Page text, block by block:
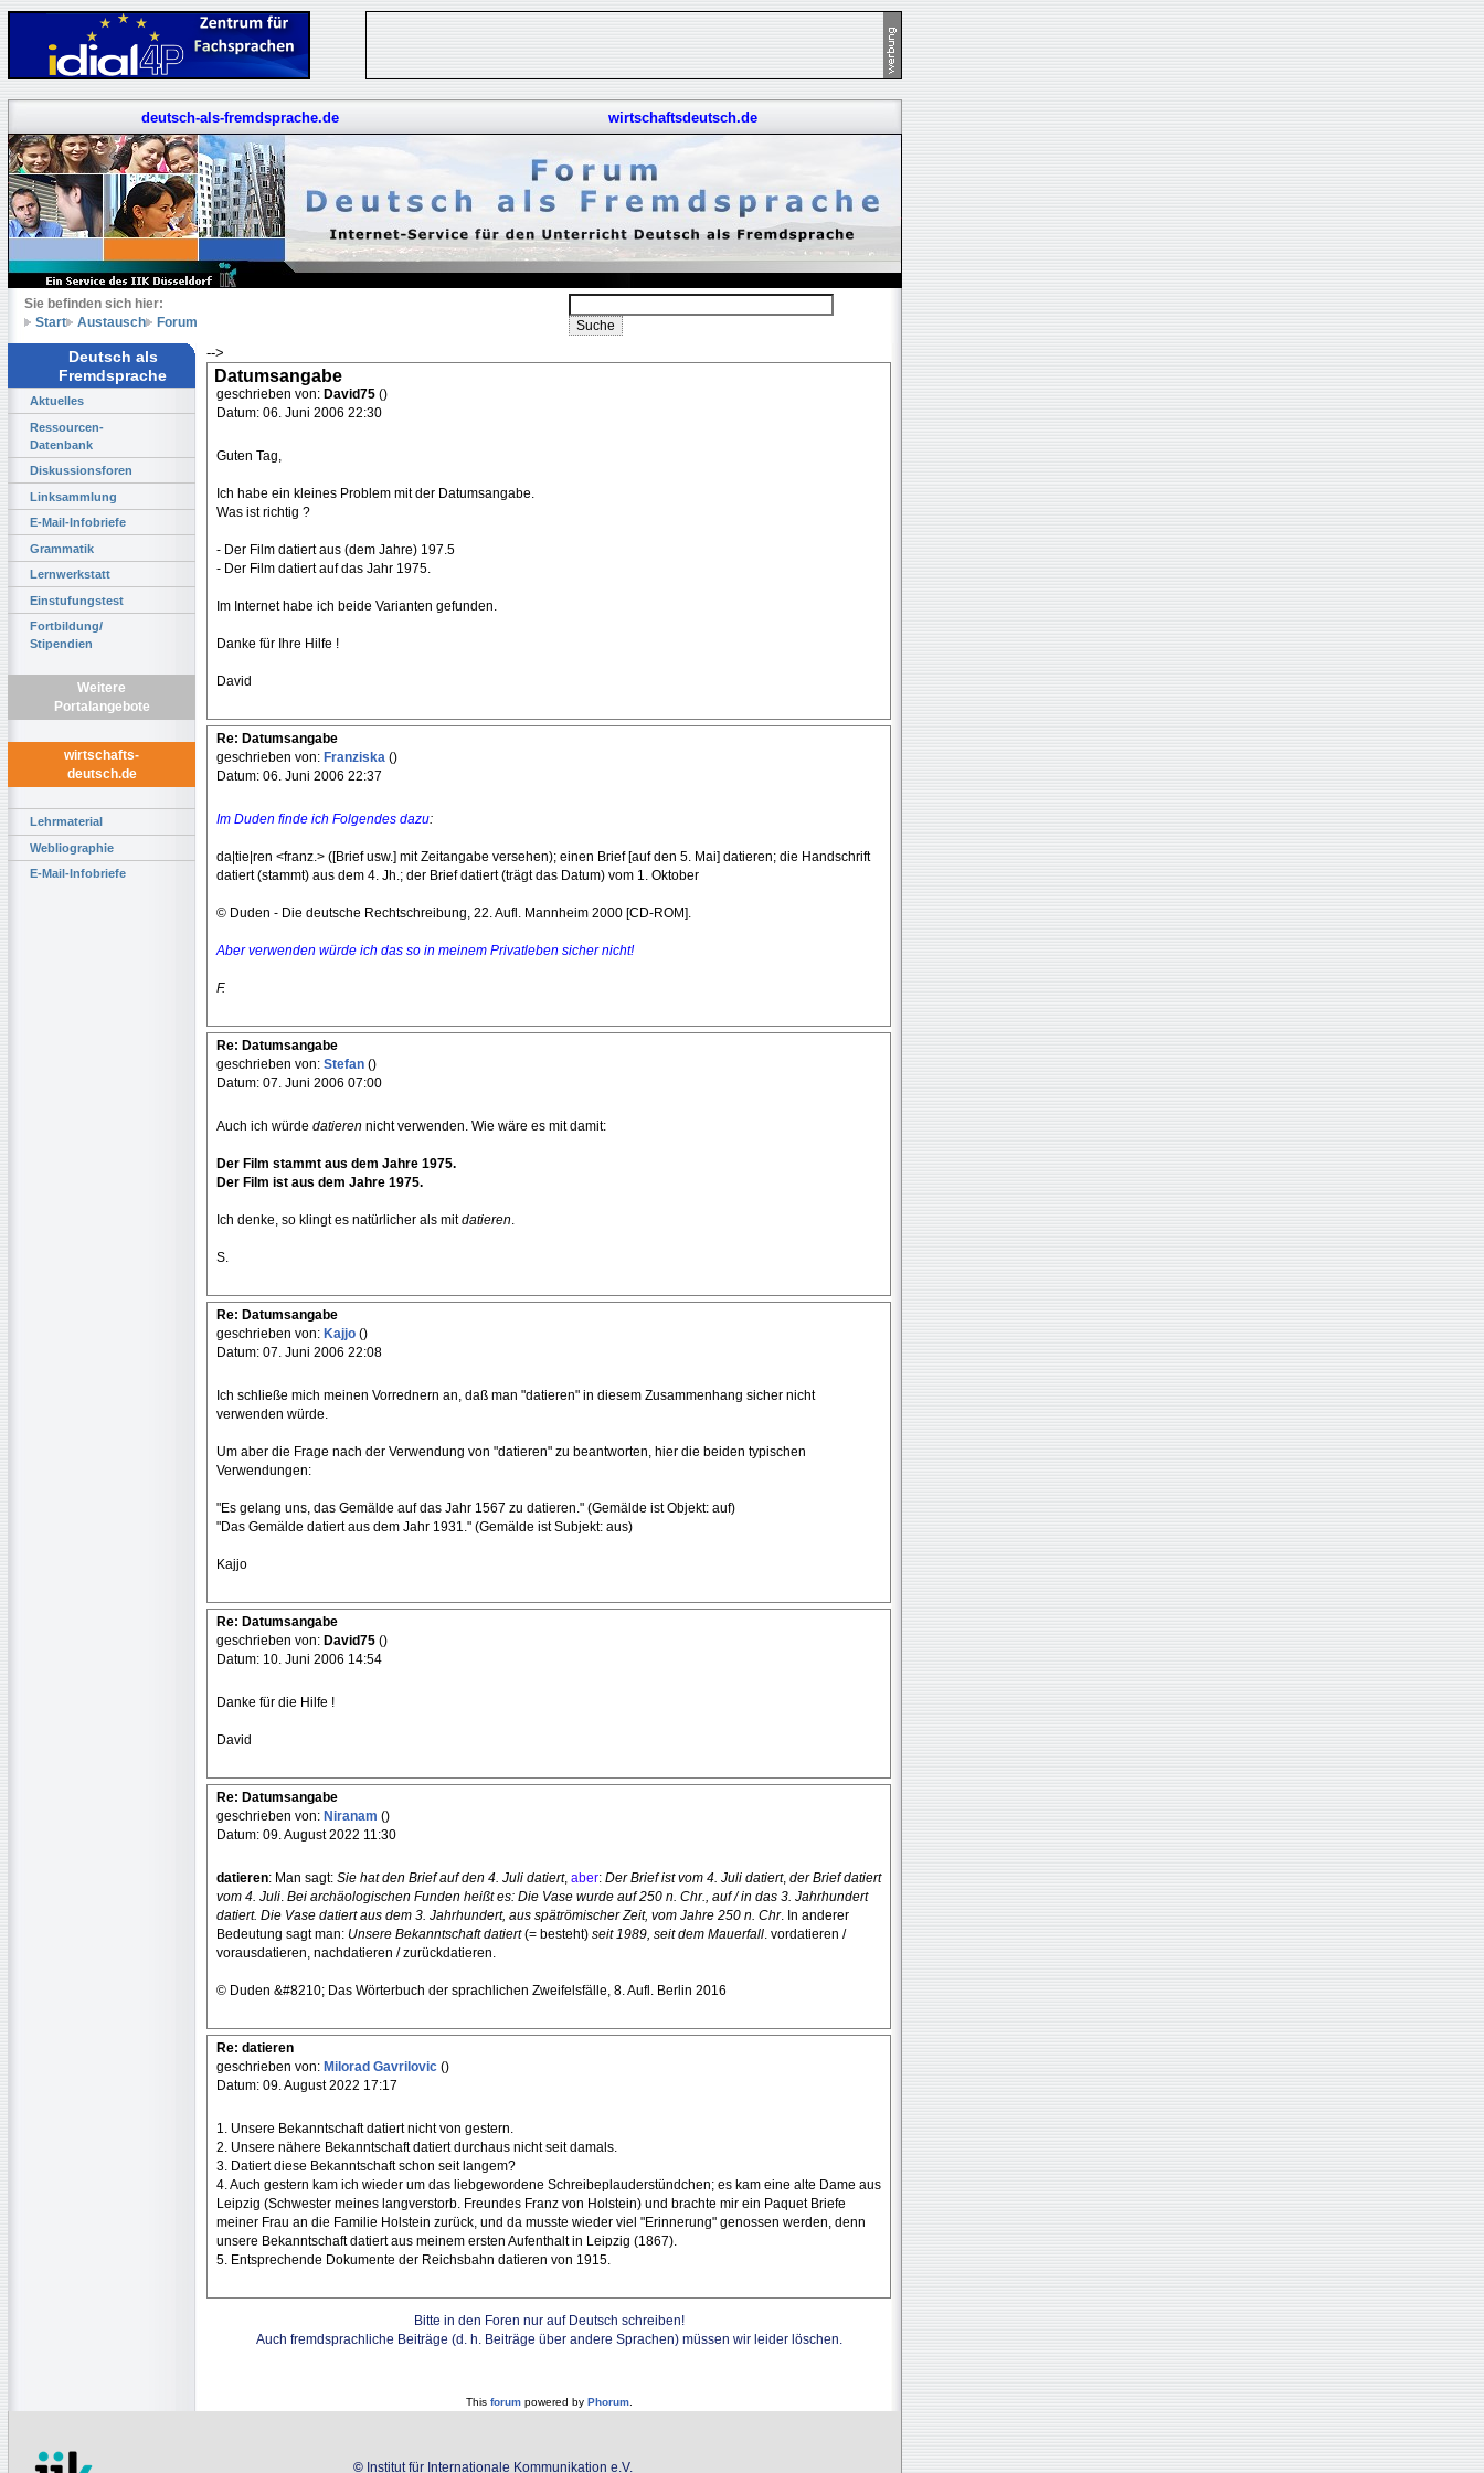
deutsch-als-fremdsprache.de wirtschaftsdeutsch.de
Sie befinden sich hier:
Start
Austausch Forum
Deutsch als
Fremdsprache
Aktuelles
Ressourcen-
Datenbank
Diskussionsforen
Linksammlung
E-Mail-Infobriefe
Grammatik
Lernwerkstatt
Einstufungstest
Fortbildung/
Stipendien
Weitere
Portalangebote
wirtschafts-
deutsch.de
Lehrmaterial
Webliographie
E-Mail-Infobriefe
-->
Datumsangabe
geschrieben von: David75 ()
Datum: 06. Juni 2006 22:30
Guten Tag,
Ich habe ein kleines Problem mit der Datumsangabe.
Was ist richtig ?
- Der Film datiert aus (dem Jahre) 197.5
- Der Film datiert auf das Jahr 1975.
Im Internet habe ich beide Varianten gefunden.
Danke für Ihre Hilfe !
David
Re: Datumsangabe
geschrieben von: Franziska ()
Datum: 06. Juni 2006 22:37
Im Duden finde ich Folgendes dazu:
da|tie|ren <franz.> ([Brief usw.] mit Zeitangabe versehen); einen Brief [auf den 5. Mai] datieren; die Handschrift
datiert (stammt) aus dem 4. Jh.; der Brief datiert (trägt das Datum) vom 1. Oktober
© Duden - Die deutsche Rechtschreibung, 22. Aufl. Mannheim 2000 [CD-ROM].
Aber verwenden würde ich das so in meinem Privatleben sicher nicht!
F.
Re: Datumsangabe
geschrieben von: Stefan ()
Datum: 07. Juni 2006 07:00
Auch ich würde datieren nicht verwenden. Wie wäre es mit damit:
Der Film stammt aus dem Jahre 1975.
Der Film ist aus dem Jahre 1975.
Ich denke, so klingt es natürlicher als mitdatieren.
S.
Re: Datumsangabe
geschrieben von: Kajjo ()
Datum: 07. Juni 2006 22:08
Ich schließe mich meinen Vorrednern an, daß man "datieren" in diesem Zusammenhang sicher nicht
verwenden würde.
Um aber die Frage nach der Verwendung von "datieren" zu beantworten, hier die beiden typischen
Verwendungen:
"Es gelang uns, das Gemälde auf das Jahr 1567 zu datieren." (Gemälde ist Objekt: auf)
"Das Gemälde datiert aus dem Jahr 1931." (Gemälde ist Subjekt: aus)
Kajjo
Re: Datumsangabe
geschrieben von: David75 ()
Datum: 10. Juni 2006 14:54
Danke für die Hilfe !
David
Re: Datumsangabe
geschrieben von: Niranam ()
Datum: 09. August 2022 11:30
datieren: Man sagt: Sie hat den Brief auf den 4. Juli datiert, aber: Der Brief ist vom 4. Juli datiert, der Brief datiert
vom 4. Juli. Bei archäologischen Funden heißt es: Die Vase wurde auf 250 n. Chr., auf / in das 3. Jahrhundert
datiert. Die Vase datiert aus dem 3. Jahrhundert, aus spätrömischer Zeit, vom Jahre 250 n. Chr. In anderer
Bedeutung sagt man: Unsere Bekanntschaft datiert(= besteht) seit 1989, seit dem Mauerfall. vordatieren /
vorausdatieren, nachdatieren / zurückdatieren.
© Duden &#8210; Das Wörterbuch der sprachlichen Zweifelsfälle, 8. Aufl. Berlin 2016
Re: datieren
geschrieben von: Milorad Gavrilovic ()
Datum: 09. August 2022 17:17
1. Unsere Bekanntschaft datiert nicht von gestern.
2. Unsere nähere Bekanntschaft datiert durchaus nicht seit damals.
3. Datiert diese Bekanntschaft schon seit langem?
4. Auch gestern kam ich wieder um das liebgewordene Schreibeplauderstündchen; es kam eine alte Dame aus
Leipzig (Schwester meines langverstorb. Freundes Franz von Holstein) und brachte mir ein Paquet Briefe
meiner Frau an die Familie Holstein zurück, und da musste wieder viel "Erinnerung" genossen werden, denn
unsere Bekanntschaft datiert aus meinem ersten Aufenthalt in Leipzig (1867).
5. Entsprechende Dokumente der Reichsbahn datieren von 1915.
Bitte in den Foren nur auf Deutsch schreiben!
Auch fremdsprachliche Beiträge (d. h. Beiträge über andere Sprachen) müssen wir leider löschen.
This forumpowered by Phorum.
© Institut für Internationale Kommunikation e.V.